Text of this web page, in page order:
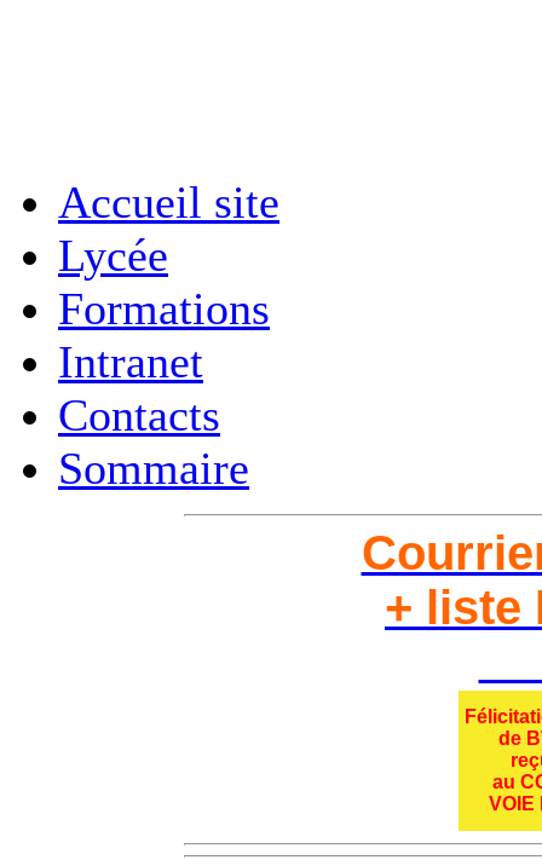
Accueil site
Lycée
Formations
Intranet
Contacts
Sommaire
+ liste
de
au
VOIE